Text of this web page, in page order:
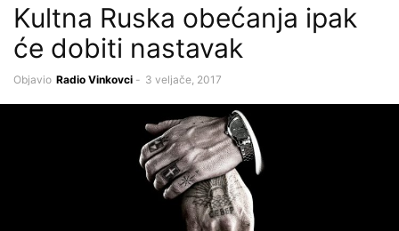
Kultna Ruska obećanja ipak
će dobiti nastavak
Objavio Radio Vinkovci - 3 veljače, 2017